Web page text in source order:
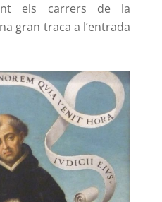
els carrers de la
gran traca a l’entrada